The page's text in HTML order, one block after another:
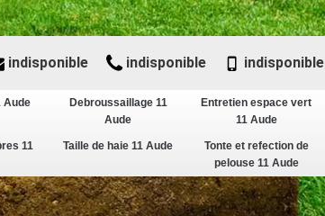
Aude
Debroussaillage 11
Aude
Entretien espace vert
11 Aude
11
Taille de haie 11 Aude
Tonte et refection de
pelouse 11 Aude
indisponible indisponible indisponible